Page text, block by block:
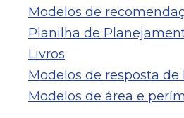
Modelos de
Planilha de
Livros
Modelos de resposta de
Modelos de área e